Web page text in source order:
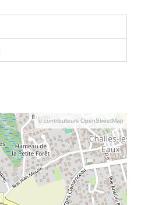
© contributeurs OpenStreetMap